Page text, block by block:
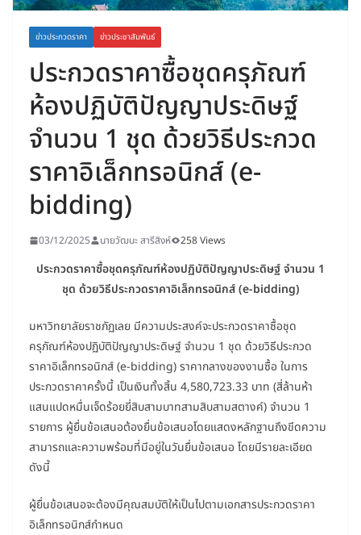
ข่าวประกวดราคา ข่าวประชาสัมพันธ์
ประกวดราคาซื้อชุดครุภัณฑ์
ห้องปฏิบัติปัญญาประดิษฐ์
จำนวน 1 ชุด ด้วยวิธีประกวด
ราคาอิเล็กทรอนิกส์ (e-
bidding)
03/12/2025 นายวัฒนะ สารีสิงห์ 258 Views
ประกวดราคาซื้อชุดครุภัณฑ์ห้องปฏิบัติปัญญาประดิษฐ์ จำนวน 1
ชุด ด้วยวิธีประกวดราคาอิเล็กทรอนิกส์ (e-bidding)
มหาวิทยาลัยราชภัฏเลย มีความประสงค์จะประกวดราคาซื้อชุด
ครุภัณฑ์ห้องปฏิบัติปัญญาประดิษฐ์ จำนวน 1 ชุด ด้วยวิธีประกวด
ราคาอิเล็กทรอนิกส์ (e-bidding) ราคากลางของงานซื้อ ในการ
ประกวดราคาครั้งนี้ เป็นเงินทั้งสิ้น 4,580,723.33 บาท (สี่ล้านห้า
แสนแปดหมื่นเจ็ดร้อยยี่สิบสามบาทสามสิบสามสตางค์) จำนวน 1
รายการ ผู้ยื่นข้อเสนอต้องยื่นข้อเสนอโดยแสดงหลักฐานถึงขีดความ
สามารถและความพร้อมที่มีอยู่ในวันยื่นข้อเสนอ โดยมีรายละเอียด
ดังนี้
ผู้ยื่นข้อเสนอจะต้องมีคุณสมบัติให้เป็นไปตามเอกสารประกวดราคา
อิเล็กทรอนิกส์กำหนด